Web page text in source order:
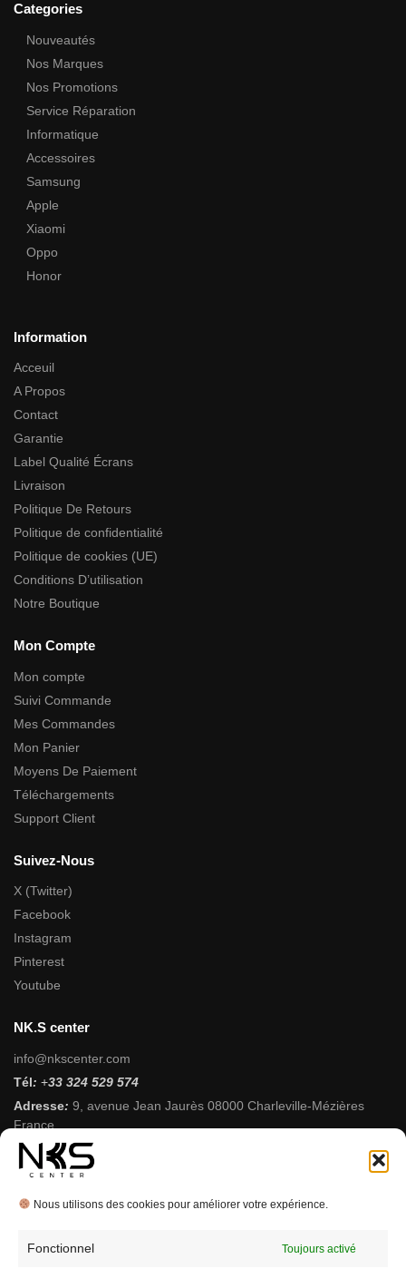
Nous utilisons des cookies pour améliorer votre expérience.
Fonctionnel Toujours activé
Categories
Nouveautés
Nos Marques
Nos Promotions
Service Réparation
Informatique
Accessoires
Samsung
Apple
Xiaomi
Oppo
Honor
Information
Acceuil
A Propos
Contact
Garantie
Label Qualité Écrans
Livraison
Politique De Retours
Politique de confidentialité
Politique de cookies (UE)
Conditions D’utilisation
Notre Boutique
Mon Compte
Mon compte
Suivi Commande
Mes Commandes
Mon Panier
Moyens De Paiement
Téléchargements
Support Client
Suivez-Nous
X (Twitter)
Facebook
Instagram
Pinterest
Youtube
NK.S center
info@nkscenter.com
Tél: +33 324 529 574
Adresse: 9, avenue Jean Jaurès 08000 Charleville-Mézières
France
Horaires:Du Mardi au Samedi 9h 12h-14h 19h
Siret: 95370372500010
TVA: FR60953703725